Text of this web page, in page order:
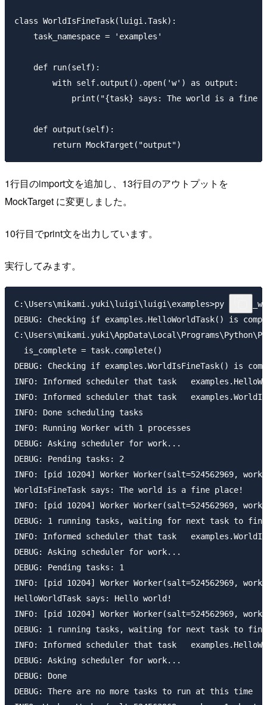
class WorldIsFineTask(luigi.Task):
    task_namespace = 'examples'
    def run(self):
        with self.output().open('w') as output:
print("{task} says: The world is a fine
    def output(self):
1行目のimport文を追加し、13行目のアウトプットを
MockTarget に変更しました。
10行目でprint文を出力しています。
実行してみます。
C:\Users\mikami.yuki\luigi\luigi\examples>py
DEBUG: Checking if examples.HelloWorldTask() is
  is_complete = task.complete()
DEBUG: Checking if examples.WorldIsFineTask() is
INFO: Informed scheduler that task
INFO: Informed scheduler that task
INFO: Done scheduling tasks
INFO: Running Worker with 1 processes
DEBUG: Asking scheduler for work...
DEBUG: Pending tasks: 2
INFO: [pid 10204] Worker Worker(salt=524562969,
WorldIsFineTask says: The world is a fine place!
INFO: [pid 10204] Worker Worker(salt=524562969,
DEBUG: 1 running tasks, waiting for next task to
INFO: Informed scheduler that task
DEBUG: Asking scheduler for work...
DEBUG: Pending tasks: 1
INFO: [pid 10204] Worker Worker(salt=524562969,
HelloWorldTask says: Hello world!
INFO: [pid 10204] Worker Worker(salt=524562969,
DEBUG: 1 running tasks, waiting for next task to
INFO: Informed scheduler that task
DEBUG: Asking scheduler for work...
DEBUG: Done
DEBUG: There are no more tasks to run at this time